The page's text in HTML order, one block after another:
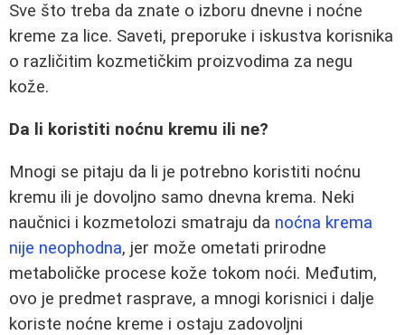
Sve što treba da znate o izboru dnevne i noćne
kreme za lice. Saveti, preporuke i iskustva korisnika
o različitim kozmetičkim proizvodima za negu
kože.
Da li koristiti noćnu kremu ili ne?
Mnogi se pitaju da li je potrebno koristiti noćnu
kremu ili je dovoljno samo dnevna krema. Neki
naučnici i kozmetolozi smatraju da noćna krema
nije neophodna, jer može ometati prirodne
metaboličke procese kože tokom noći. Međutim,
ovo je predmet rasprave, a mnogi korisnici i dalje
koriste noćne kreme i ostaju zadovoljni